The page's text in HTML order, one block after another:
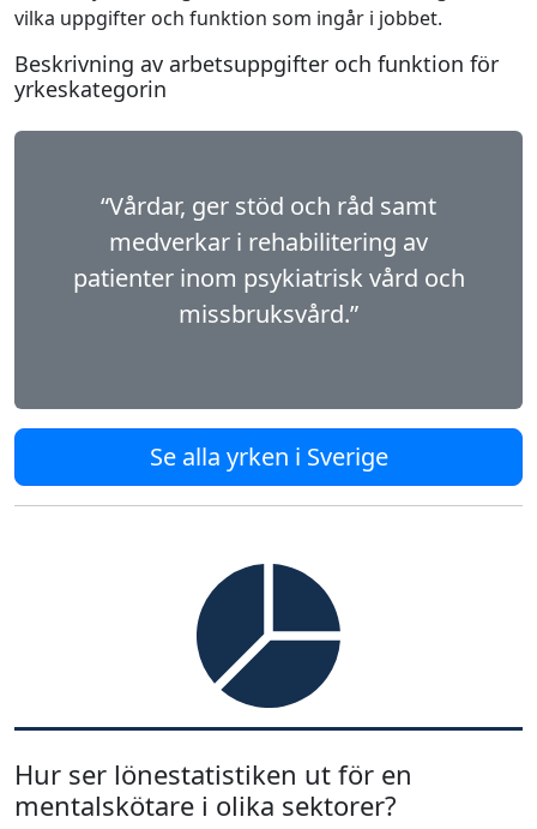
vilka uppgifter och funktion som ingår i jobbet.
Beskrivning av arbetsuppgifter och funktion för
yrkeskategorin
“Vårdar, ger stöd och råd samt
medverkar i rehabilitering av
patienter inom psykiatrisk vård och
missbruksvård.”
Se alla yrken i Sverige
Hur ser lönestatistiken ut för en
mentalskötare i olika sektorer?